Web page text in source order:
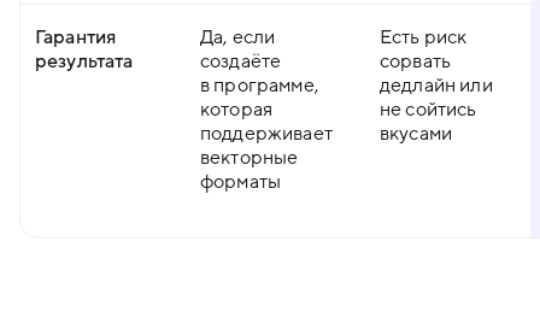
Гарантия
результата
Да, если
создаёте
в программе,
которая
поддерживает
векторные
форматы
Есть риск
сорвать
дедлайн или
не сойтись
вкусами